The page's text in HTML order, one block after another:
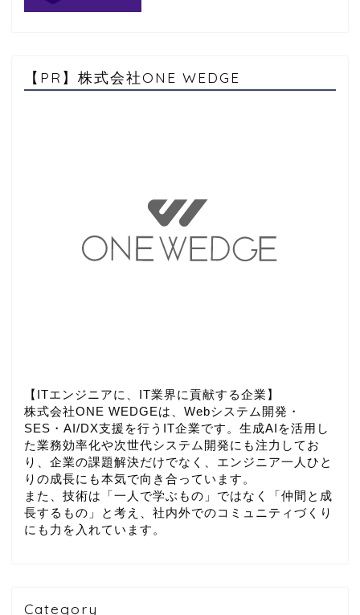
【PR】株式会社ONE WEDGE
【ITエンジニアに、IT業界に貢献する企業】
株式会社ONE WEDGEは、Webシステム開発・
SES・AI/DX支援を行うIT企業です。生成AIを活用し
た業務効率化や次世代システム開発にも注力してお
り、企業の課題解決だけでなく、エンジニア一人ひと
りの成長にも本気で向き合っています。
また、技術は「一人で学ぶもの」ではなく「仲間と成
長するもの」と考え、社内外でのコミュニティづくり
にも力を入れています。
Category